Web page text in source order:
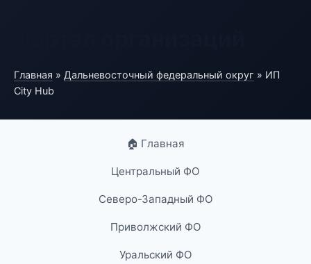
Главная » Дальневосточный федеральный округ » ИП
City Hub
🏠 Главная
Центральный ФО
Северо-Западный ФО
Приволжский ФО
Уральский ФО